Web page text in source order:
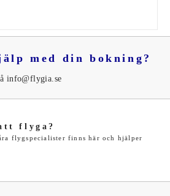
med din bokning?
info@flygia.se
flyga?
flygspecialister finns här och hjälper